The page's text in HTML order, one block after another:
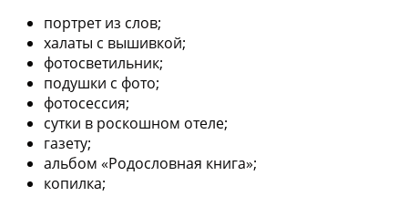
портрет из слов;
халаты с вышивкой;
фотосветильник;
подушки с фото;
фотосессия;
сутки в роскошном отеле;
газету;
альбом «Родословная книга»;
копилка;